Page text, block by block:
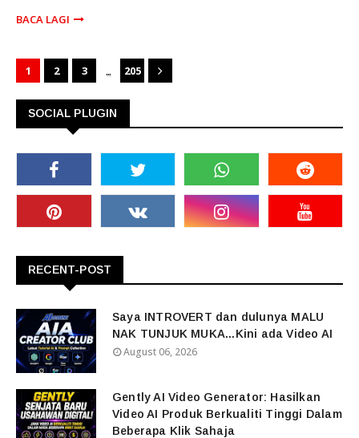
BACA LAGI
1 2 3 ... 205
SOCIAL PLUGIN
RECENT-POST
Saya INTROVERT dan dulunya MALU
NAK TUNJUK MUKA...Kini ada Video AI
August 06, 2026
Gently AI Video Generator: Hasilkan
Video AI Produk Berkualiti Tinggi Dalam
Beberapa Klik Sahaja